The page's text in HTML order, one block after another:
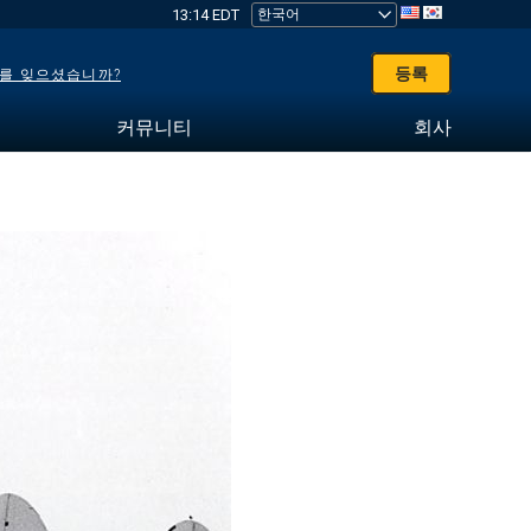
13:14 EDT
잊으셨습니까? 등록
커뮤니티 회사